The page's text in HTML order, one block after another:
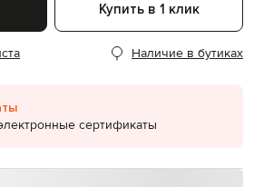
Купить в 1 клик
Наличие в бутиках
сертификаты